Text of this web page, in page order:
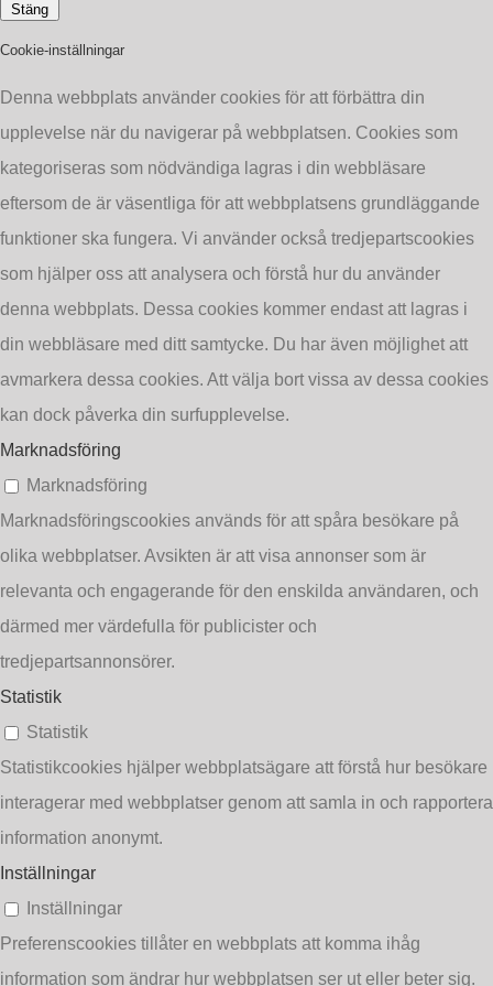
6096
©2019 Copyright Petro-Chem A/S
Stäng
Cookie-inställningar
Denna webbplats använder cookies för att förbättra din
upplevelse när du navigerar på webbplatsen. Cookies som
kategoriseras som nödvändiga lagras i din webbläsare
eftersom de är väsentliga för att webbplatsens grundläggande
funktioner ska fungera. Vi använder också tredjepartscookies
som hjälper oss att analysera och förstå hur du använder
denna webbplats. Dessa cookies kommer endast att lagras i
din webbläsare med ditt samtycke. Du har även möjlighet att
avmarkera dessa cookies. Att välja bort vissa av dessa cookies
kan dock påverka din surfupplevelse.
Marknadsföring
Marknadsföring
Marknadsföringscookies används för att spåra besökare på
olika webbplatser. Avsikten är att visa annonser som är
relevanta och engagerande för den enskilda användaren, och
därmed mer värdefulla för publicister och
tredjepartsannonsörer.
Statistik
Statistik
Statistikcookies hjälper webbplatsägare att förstå hur besökare
interagerar med webbplatser genom att samla in och rapportera
information anonymt.
Inställningar
Inställningar
Preferenscookies tillåter en webbplats att komma ihåg
information som ändrar hur webbplatsen ser ut eller beter sig.